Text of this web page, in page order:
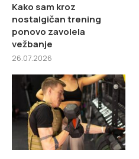
Kako sam kroz
nostalgičan trening
ponovo zavolela
vežbanje
26.07.2026